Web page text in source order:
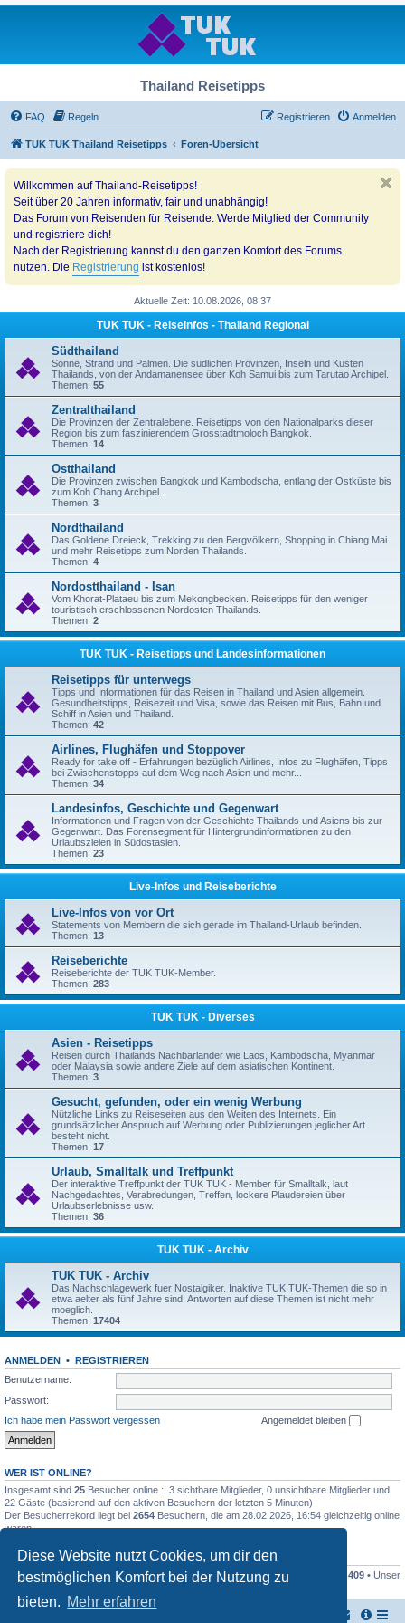
Diese Website nutzt Cookies, um dir den
bestmöglichen Komfort bei der Nutzung zu
bieten. Mehr erfahren
Thailand Reisetipps
FAQ Regeln Anmelden
Registrieren
TUK TUK Thailand Reisetipps Foren-Übersicht
Willkommen auf Thailand-Reisetipps!
Seit über 20 Jahren informativ, fair und unabhängig!
Das Forum von Reisenden für Reisende. Werde Mitglied der Community
und registriere dich!
Nach der Registrierung kannst du den ganzen Komfort des Forums
nutzen. Die Registrierung ist kostenlos!
Aktuelle Zeit: 10.08.2026, 08:37
TUK TUK - Reiseinfos - Thailand Regional
Südthailand
Sonne, Strand und Palmen. Die südlichen Provinzen, Inseln und Küsten
Thailands, von der Andamanensee über Koh Samui bis zum Tarutao Archipel.
Themen: 55
Zentralthailand
Die Provinzen der Zentralebene. Reisetipps von den Nationalparks dieser
Region bis zum faszinierendem Grosstadtmoloch Bangkok.
Themen: 14
Ostthailand
Die Provinzen zwischen Bangkok und Kambodscha, entlang der Ostküste bis
zum Koh Chang Archipel.
Themen: 3
Nordthailand
Das Goldene Dreieck, Trekking zu den Bergvölkern, Shopping in Chiang Mai
und mehr Reisetipps zum Norden Thailands.
Themen: 4
Nordostthailand - Isan
Vom Khorat-Plataeu bis zum Mekongbecken. Reisetipps für den weniger
touristisch erschlossenen Nordosten Thailands.
Themen: 2
TUK TUK - Reisetipps und Landesinformationen
Reisetipps für unterwegs
Tipps und Informationen für das Reisen in Thailand und Asien allgemein.
Gesundheitstipps, Reisezeit und Visa, sowie das Reisen mit Bus, Bahn und
Schiff in Asien und Thailand.
Themen: 42
Airlines, Flughäfen und Stoppover
Ready for take off - Erfahrungen bezüglich Airlines, Infos zu Flughäfen, Tipps
bei Zwischenstopps auf dem Weg nach Asien und mehr...
Themen: 34
Landesinfos, Geschichte und Gegenwart
Informationen und Fragen von der Geschichte Thailands und Asiens bis zur
Gegenwart. Das Forensegment für Hintergrundinformationen zu den
Urlaubszielen in Südostasien.
Themen: 23
Live-Infos und Reiseberichte
Live-Infos von vor Ort
Statements von Membern die sich gerade im Thailand-Urlaub befinden.
Themen: 13
Reiseberichte
Reiseberichte der TUK TUK-Member.
Themen: 283
TUK TUK - Diverses
Asien - Reisetipps
Reisen durch Thailands Nachbarländer wie Laos, Kambodscha, Myanmar
oder Malaysia sowie andere Ziele auf dem asiatischen Kontinent.
Themen: 3
Gesucht, gefunden, oder ein wenig Werbung
Nützliche Links zu Reiseseiten aus den Weiten des Internets. Ein
grundsätzlicher Anspruch auf Werbung oder Publizierungen jeglicher Art
besteht nicht.
Themen: 17
Urlaub, Smalltalk und Treffpunkt
Der interaktive Treffpunkt der TUK TUK - Member für Smalltalk, laut
Nachgedachtes, Verabredungen, Treffen, lockere Plaudereien über
Urlaubserlebnisse usw.
Themen: 36
TUK TUK - Archiv
TUK TUK - Archiv
Das Nachschlagewerk fuer Nostalgiker. Inaktive TUK TUK-Themen die so in
etwa aelter als fünf Jahre sind. Antworten auf diese Themen ist nicht mehr
moeglich.
Themen: 17404
ANMELDEN • REGISTRIEREN
Benutzername:
Passwort:
Ich habe mein Passwort vergessen
Angemeldet bleiben
WER IST ONLINE?
Insgesamt sind 25 Besucher online :: 3 sichtbare Mitglieder, 0 unsichtbare Mitglieder und
22 Gäste (basierend auf den aktiven Besuchern der letzten 5 Minuten)
Der Besucherrekord liegt bei 2654 Besuchern, die am 28.02.2026, 16:54 gleichzeitig online
waren.
STATISTIK
Beiträge insgesamt161446• Themen insgesamt17948• Mitglieder insgesamt 409 • Unser
neuestes Mitglied: